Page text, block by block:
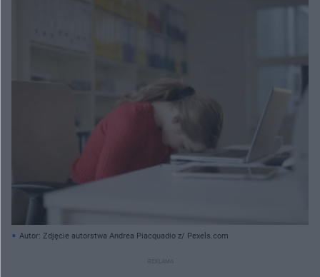
Autor: Zdjęcie autorstwa Andrea Piacquadio z/ Pexels.com